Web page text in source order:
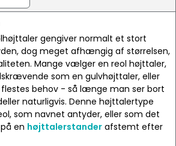
gengiver normalt et stort
dog meget afhængig af størrelsen,
Mange vælger en reol højttaler,
som en gulvhøjttaler, eller
behov - så længe man ser bort
naturligvis. Denne højttalertype
som navnet antyder, eller som det
en højttalerstander afstemt efter